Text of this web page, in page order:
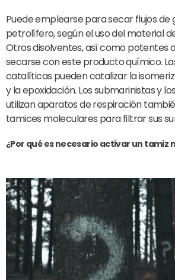
Puede emplearse para secar flujos de
petrolífero, según el uso del material
Otros disolventes, así como potentes
secarse con este producto químico.
catalíticas pueden catalizar la
y la epoxidación. Los submarinistas y
utilizan aparatos de respiración
tamices moleculares para filtrar sus
¿Por qué es necesario activar un tamiz